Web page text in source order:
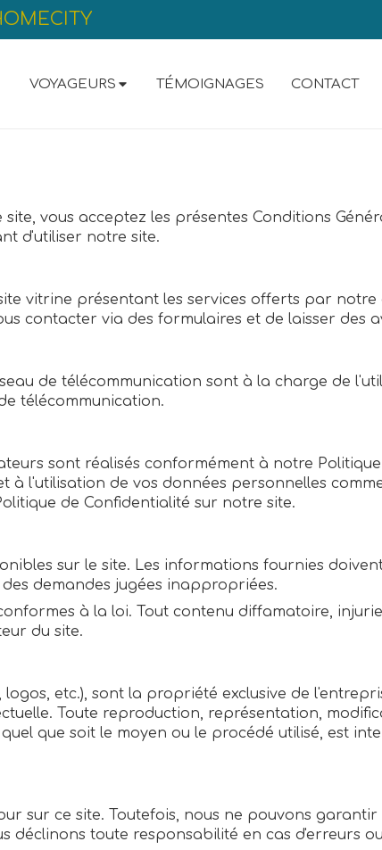
VOYAGEURS TÉMOIGNAGES CONTACT
vous acceptez les présentes Conditions
d'utiliser notre site.
vitrine présentant les services offerts par
contacter via des formulaires et de laisser des
de télécommunication sont à la charge de
télécommunication.
sont réalisés conformément à notre
à l'utilisation de vos données personnelles
de Confidentialité sur notre site.
sur le site. Les informations fournies
demandes jugées inappropriées.
à la loi. Tout contenu diffamatoire,
du site.
etc.), sont la propriété exclusive de
Toute reproduction, représentation,
que soit le moyen ou le procédé utilisé, est
sur ce site. Toutefois, nous ne pouvons garantir
toute responsabilité en cas d'erreurs ou